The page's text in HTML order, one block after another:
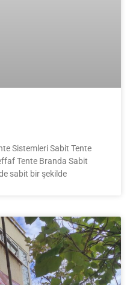
Sistemleri Sabit Tente
Tente Branda Sabit
sabit bir şekilde